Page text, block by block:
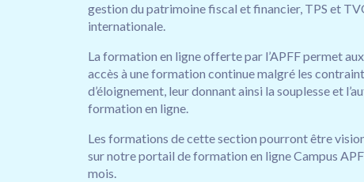
gestion du patrimoine fiscal et financier, TPS et
internationale.
La formation en ligne offerte par l’APFF permet
accès à une formation continue malgré les
d’éloignement, leur donnant ainsi la souplesse et
formation en ligne.
Les formations de cette section pourront être
sur notre portail de formation en ligne Campus
mois.